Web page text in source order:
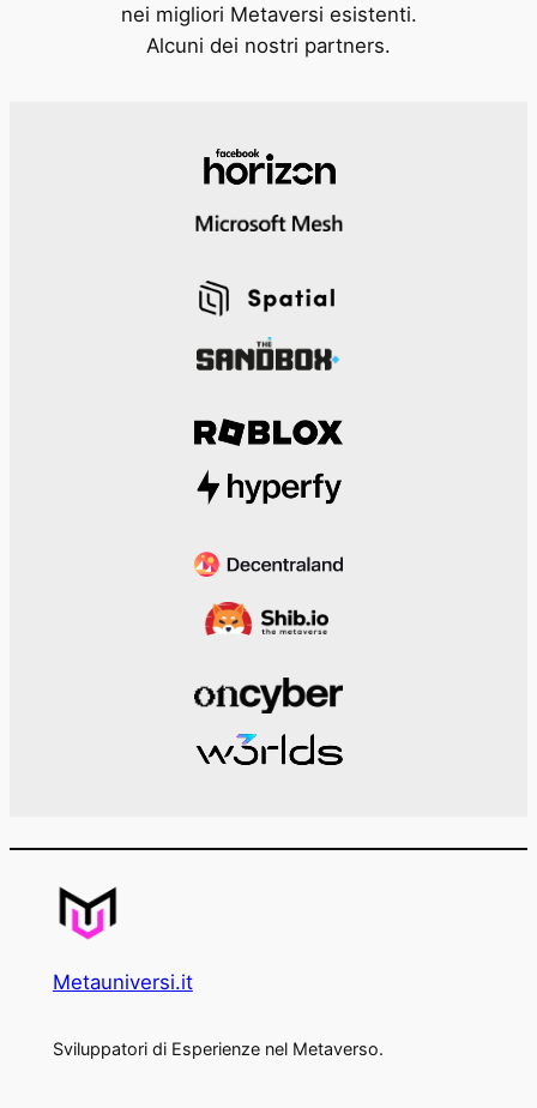
nei migliori Metaversi esistenti.
Alcuni dei nostri partners.
Metauniversi.it
Sviluppatori di Esperienze nel Metaverso.